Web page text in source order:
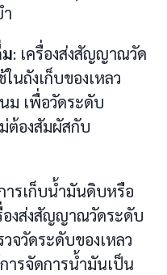
: เครื่องส่งสัญญาณวัด
นถังเก็บของเหลว
ม เพื่อวัดระดับ
ต้องสัมผัสกับ
ารเก็บน้ำมันดิบหรือ
องส่งสัญญาณวัดระดับ
จวัดระดับของเหลว
ารจัดการน้ำมันเป็น